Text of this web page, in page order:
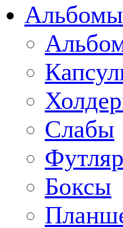
Альбомы
Слабы
Боксы